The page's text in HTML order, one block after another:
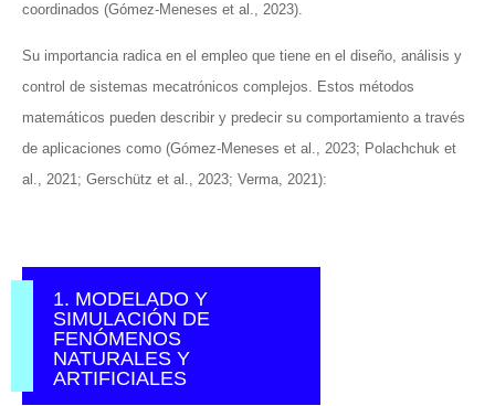
coordinados (Gómez-Meneses et al., 2023).
Su importancia radica en el empleo que tiene en el diseño, análisis y
control de sistemas mecatrónicos complejos. Estos métodos
matemáticos pueden describir y predecir su comportamiento a través
de aplicaciones como (Gómez-Meneses et al., 2023; Polachchuk et
al., 2021; Gerschütz et al., 2023; Verma, 2021):
1. MODELADO Y
SIMULACIÓN DE
FENÓMENOS
NATURALES Y
ARTIFICIALES